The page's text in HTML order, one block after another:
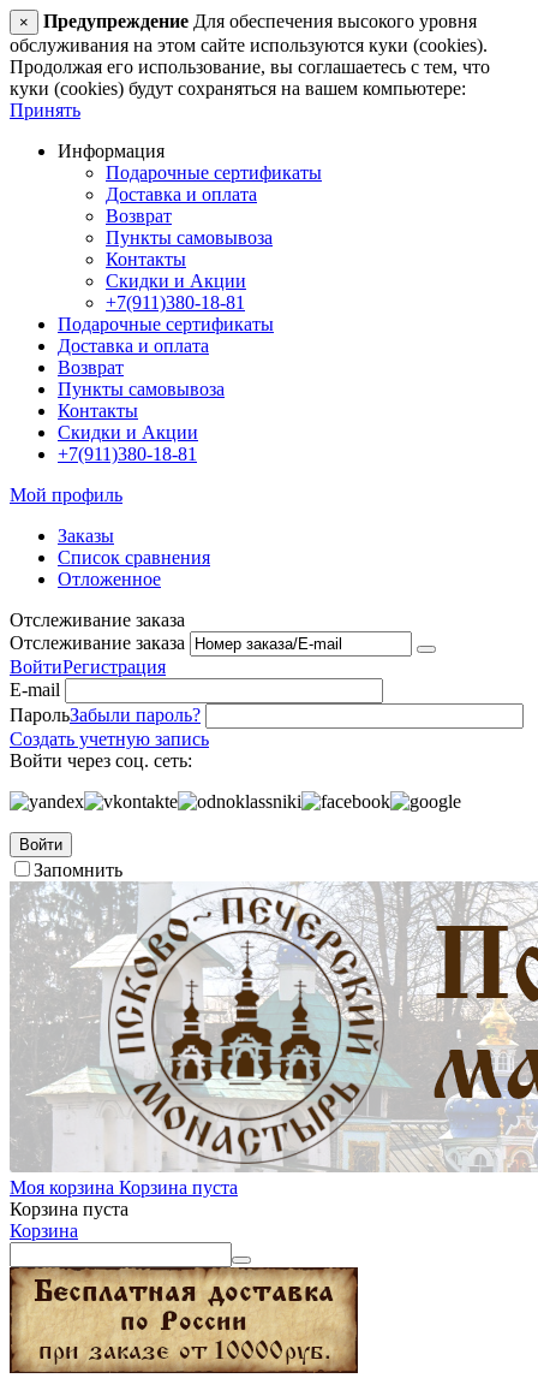
× Предупреждение Для обеспечения высокого уровня
обслуживания на этом сайте используются куки (cookies).
Продолжая его использование, вы соглашаетесь с тем, что
куки (cookies) будут сохраняться на вашем компьютере:
Принять
Информация
Подарочные сертификаты
Доставка и оплата
Возврат
Пункты самовывоза
Контакты
Скидки и Акции
+7(911)380-18-81
Подарочные сертификаты
Доставка и оплата
Возврат
Пункты самовывоза
Контакты
Скидки и Акции
+7(911)380-18-81
Мой профиль
Заказы
Список сравнения
Отложенное
Отслеживание заказа
Отслеживание заказа
ВойтиРегистрация
E-mail
ПарольЗабыли пароль?
Создать учетную запись
Войти через соц. сеть:
Войти
Запомнить
Моя корзина Корзина пуста
Корзина пуста
Корзина